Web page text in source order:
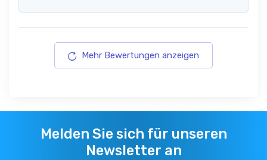
Mehr Bewertungen anzeigen
Melden Sie sich für unseren
Newsletter an